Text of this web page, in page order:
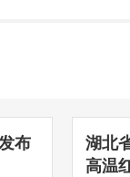
布
湖北
高温